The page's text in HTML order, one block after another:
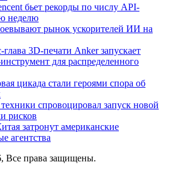
бьет рекорды по числу API-
неделю
рынок ускорителей ИИ на
глава 3D-печати Anker запускает
для распределенного
цикада стали героями спора об
спровоцировал запуск новой
рисков
затронут американские
агентства
Все права защищены.